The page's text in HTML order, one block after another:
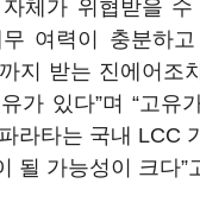
체가 위협받을
무 여력이 충분하고
지 받는 진에어조
가 있다”며 “고유
라타는 국내 LCC
될 가능성이 크다”